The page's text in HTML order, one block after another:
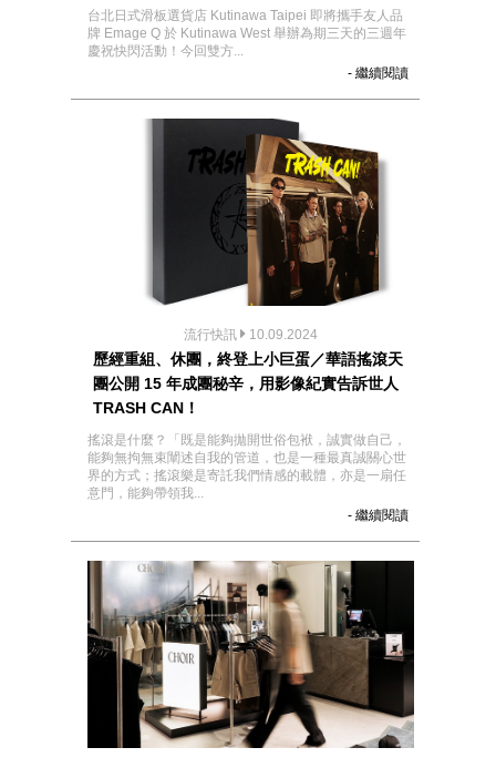
台北日式滑板選貨店 Kutinawa Taipei 即將攜手友人品
牌 Emage Q 於 Kutinawa West 舉辦為期三天的三週年
慶祝快閃活動！今回雙方...
- 繼續閱讀
流行快訊 10.09.2024
歷經重組、休團，終登上小巨蛋／華語搖滾天
團公開 15 年成團秘辛，用影像紀實告訴世人
TRASH CAN！
搖滾是什麼？「既是能夠拋開世俗包袱，誠實做自己，
能夠無拘無束闡述自我的管道，也是一種最真誠關心世
界的方式；搖滾樂是寄託我們情感的載體，亦是一扇任
意門，能夠帶領我...
- 繼續閱讀